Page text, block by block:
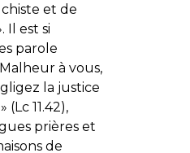
et de
Il est si
parole
Malheur à vous,
la justice
» (Lc 11.42),
prières et
de